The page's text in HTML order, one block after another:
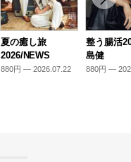
夏の癒し旅
2026/NEWS
880円 — 2026.07.22
整う腸活
島健
880円 —